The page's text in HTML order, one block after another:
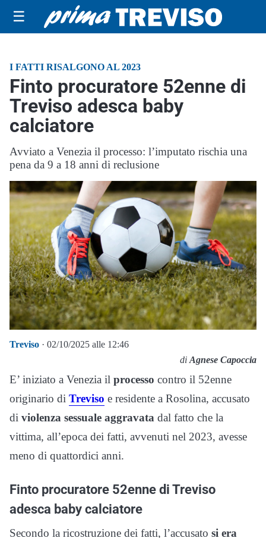
☰
I FATTI RISALGONO AL 2023
Finto procuratore 52enne di
Treviso adesca baby
calciatore
Avviato a Venezia il processo: l’imputato rischia una
pena da 9 a 18 anni di reclusione
Treviso · 02/10/2025 alle 12:46
di Agnese Capoccia
E’ iniziato a Venezia il processo contro il 52enne
originario di Treviso e residente a Rosolina, accusato
di violenza sessuale aggravata dal fatto che la
vittima, all’epoca dei fatti, avvenuti nel 2023, avesse
meno di quattordici anni.
Finto procuratore 52enne di Treviso
adesca baby calciatore
Secondo la ricostruzione dei fatti, l’accusato si era